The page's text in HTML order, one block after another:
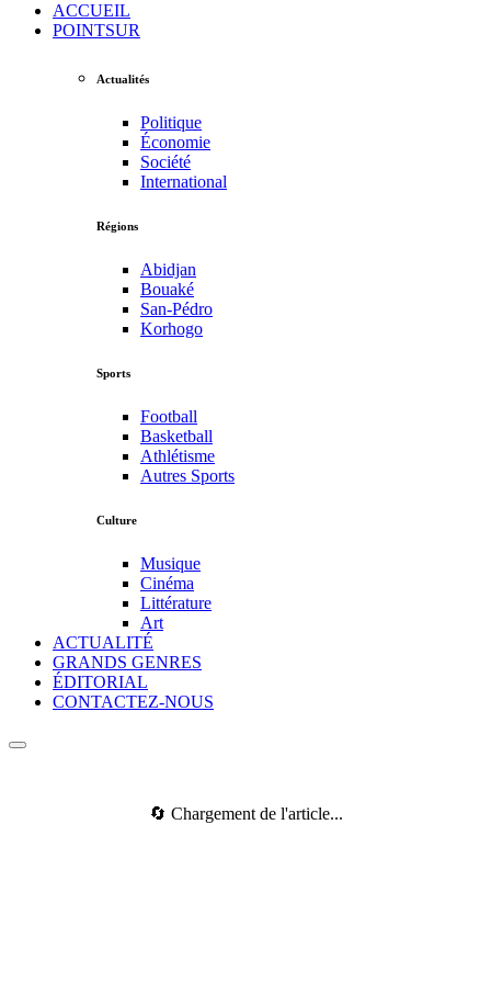
ACCUEIL
POINTSUR
Actualités
Politique
Économie
Société
International
Régions
Abidjan
Bouaké
San-Pédro
Korhogo
Sports
Football
Basketball
Athlétisme
Autres Sports
Culture
Musique
Cinéma
Littérature
Art
ACTUALITÉ
GRANDS GENRES
ÉDITORIAL
CONTACTEZ-NOUS
🔄 Chargement de l'article...